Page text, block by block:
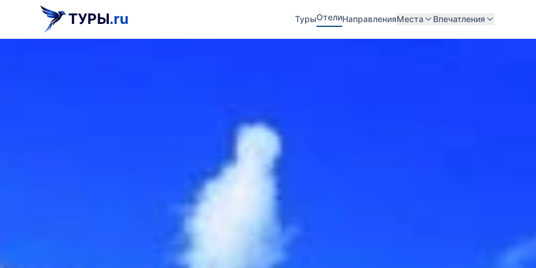
ТУРЫ.ru ТурыОтелиНаправленияМеста Впечатления